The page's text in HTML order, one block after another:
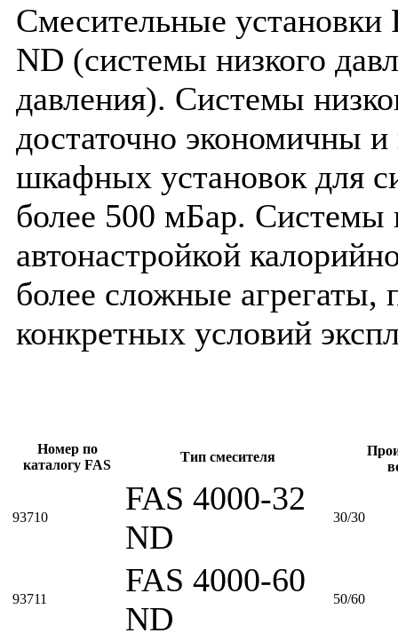
Смесительные установки
ND (системы низкого
давления). Системы
достаточно экономичны и
шкафных установок для
более 500 мБар. Системы
автонастройкой
более сложные агрегаты,
конкретных условий
Номер по
каталогу FAS
Тип смесителя
93710
FAS 4000-32
ND
30/30
93711
FAS 4000-60
ND
50/60